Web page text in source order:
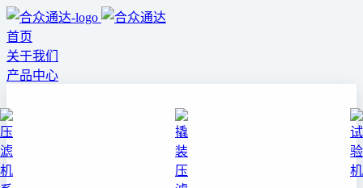
首页
关于我们
产品中心